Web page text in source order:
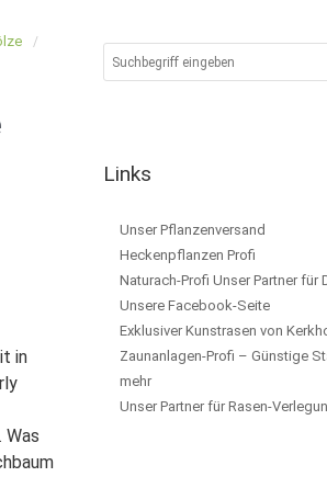
in
Was
Links
Unser Pflanzenversand
Heckenpflanzen Profi
Naturach-Profi Unser Partner für
Unsere Facebook-Seite
Exklusiver Kunstrasen von
Zaunanlagen-Profi – Günstige
mehr
Unser Partner für Rasen-